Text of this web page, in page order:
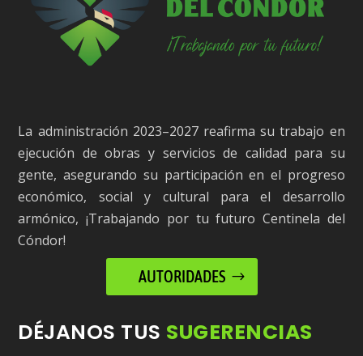
La administración 2023–2027 reafirma su trabajo en
ejecución de obras y servicios de calidad para su
gente, asegurando su participación en el progreso
económico, social y cultural para el desarrollo
armónico, ¡Trabajando por tu futuro Centinela del
Cóndor!
AUTORIDADES
DÉJANOS TUS SUGERENCIAS